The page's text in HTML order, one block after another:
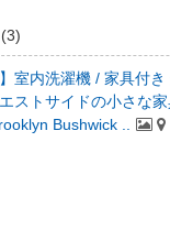
(3)
室内洗濯機 / 家具付き
ストサイドの小さな家
Bushwick ..